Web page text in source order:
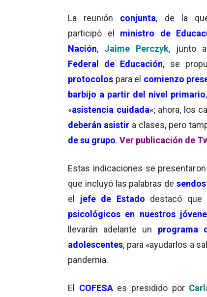
La reunión conjunta, de la
participó el ministro de
Nación, Jaime Perczyk, junto
Federal de Educación, se
protocolos para el comienzo
barbijo a partir del nivel primario
«asistencia cuidada«; ahora, los
deberán asistira clases, pero
de su grupo. Ver publicación de
Estas indicaciones se presentaron
que incluyó las palabras de
el jefe de Estado destacó que
psicológicos en nuestros
llevarán adelante un programa
adolescentes, para «ayudarlos a
pandemia.
El COFESA es presidido por